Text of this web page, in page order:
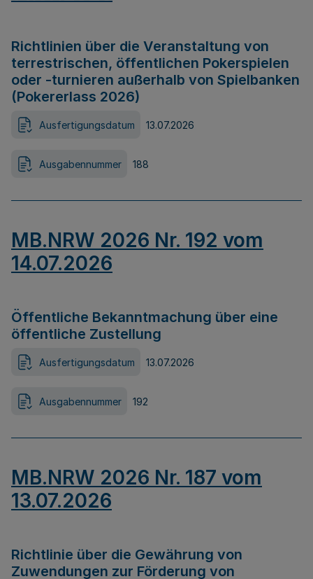
Richtlinien über die Veranstaltung von
terrestrischen, öffentlichen Pokerspielen
oder -turnieren außerhalb von Spielbanken
(Pokererlass 2026)
Ausfertigungsdatum 13.07.2026
Ausgabennummer 188
MB.NRW 2026 Nr. 192 vom
14.07.2026
Öffentliche Bekanntmachung über eine
öffentliche Zustellung
Ausfertigungsdatum 13.07.2026
Ausgabennummer 192
MB.NRW 2026 Nr. 187 vom
13.07.2026
Richtlinie über die Gewährung von
Zuwendungen zur Förderung von